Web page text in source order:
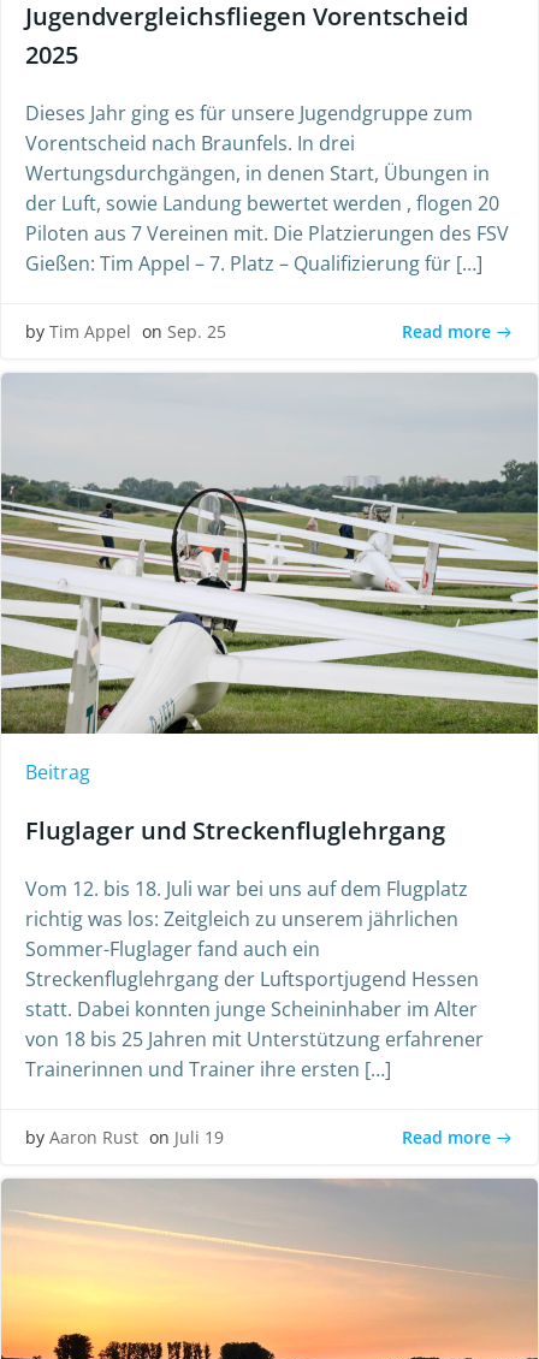
Jugendvergleichsfliegen Vorentscheid
2025
Dieses Jahr ging es für unsere Jugendgruppe zum
Vorentscheid nach Braunfels. In drei
Wertungsdurchgängen, in denen Start, Übungen in
der Luft, sowie Landung bewertet werden , flogen 20
Piloten aus 7 Vereinen mit. Die Platzierungen des FSV
Gießen: Tim Appel – 7. Platz – Qualifizierung für […]
by Tim Appel on Sep. 25 Read more
Beitrag
Fluglager und Streckenfluglehrgang
Vom 12. bis 18. Juli war bei uns auf dem Flugplatz
richtig was los: Zeitgleich zu unserem jährlichen
Sommer-Fluglager fand auch ein
Streckenfluglehrgang der Luftsportjugend Hessen
statt. Dabei konnten junge Scheininhaber im Alter
von 18 bis 25 Jahren mit Unterstützung erfahrener
Trainerinnen und Trainer ihre ersten […]
by Aaron Rust on Juli 19 Read more